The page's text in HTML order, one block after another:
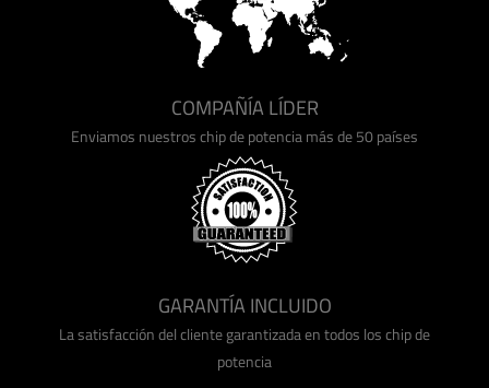
COMPAÑÍA LÍDER
Enviamos nuestros chip de potencia más de 50 países
GARANTÍA INCLUIDO
La satisfacción del cliente garantizada en todos los chip de
potencia